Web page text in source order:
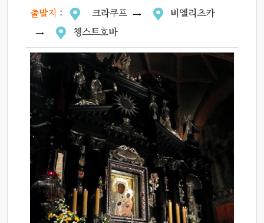
출발지 : 크라쿠프
비엘리츠카
쳉스트호바